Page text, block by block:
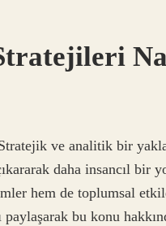
ve analitik bir
daha insancıl bir
hem de toplumsal
bu konu